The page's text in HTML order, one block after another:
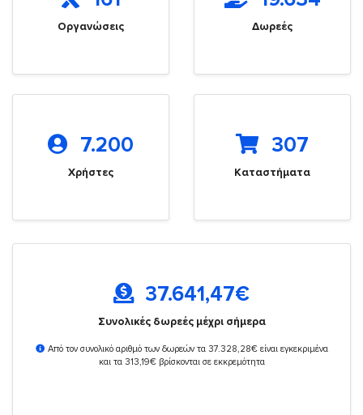
Οργανώσεις Δωρεές
7.200
Χρήστες
307
Καταστήματα
37.641,47€
Συνολικές δωρεές μέχρι σήμερα
Από τον συνολικό αριθμό των δωρεών τα 37.328,28€ είναι εγκεκριμένα
και τα 313,19€ βρίσκονται σε εκκρεμότητα